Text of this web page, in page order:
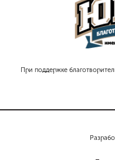
При поддержке